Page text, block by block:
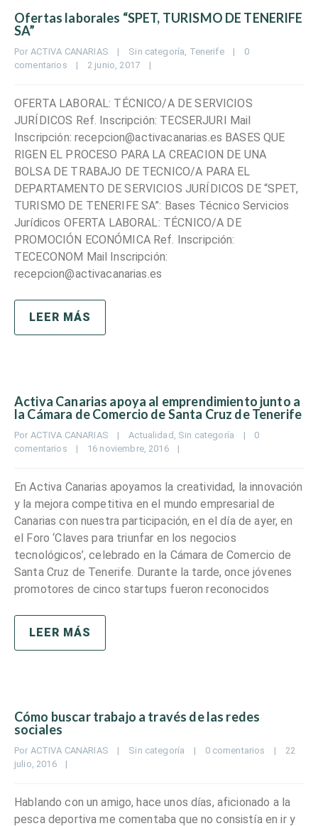
Ofertas laborales “SPET, TURISMO DE TENERIFE
SA”
Por ACTIVA CANARIAS | Sin categoría, Tenerife |
0
comentarios
| 2 junio, 2017 |
OFERTA LABORAL: TÉCNICO/A DE SERVICIOS
JURÍDICOS Ref. Inscripción: TECSERJURI Mail
Inscripción: recepcion@activacanarias.es BASES QUE
RIGEN EL PROCESO PARA LA CREACION DE UNA
BOLSA DE TRABAJO DE TECNICO/A PARA EL
DEPARTAMENTO DE SERVICIOS JURÍDICOS DE “SPET,
TURISMO DE TENERIFE SA”: Bases Técnico Servicios
Jurídicos OFERTA LABORAL: TÉCNICO/A DE
PROMOCIÓN ECONÓMICA Ref. Inscripción:
TECECONOM Mail Inscripción:
recepcion@activacanarias.es
LEER MÁS
Activa Canarias apoya al emprendimiento junto a
la Cámara de Comercio de Santa Cruz de Tenerife
Por ACTIVA CANARIAS | Actualidad , Sin categoría |
0
comentarios
| 16 noviembre, 2016 |
En Activa Canarias apoyamos la creatividad, la innovación
y la mejora competitiva en el mundo empresarial de
Canarias con nuestra participación, en el día de ayer, en
el Foro ‘Claves para triunfar en los negocios
tecnológicos’, celebrado en la Cámara de Comercio de
Santa Cruz de Tenerife. Durante la tarde, once jóvenes
promotores de cinco startups fueron reconocidos
LEER MÁS
Cómo buscar trabajo a través de las redes
sociales
Por ACTIVA CANARIAS | Sin categoría | 0 comentarios |
22
julio, 2016 |
Hablando con un amigo, hace unos días, aficionado a la
pesca deportiva me comentaba que no consistía en ir y